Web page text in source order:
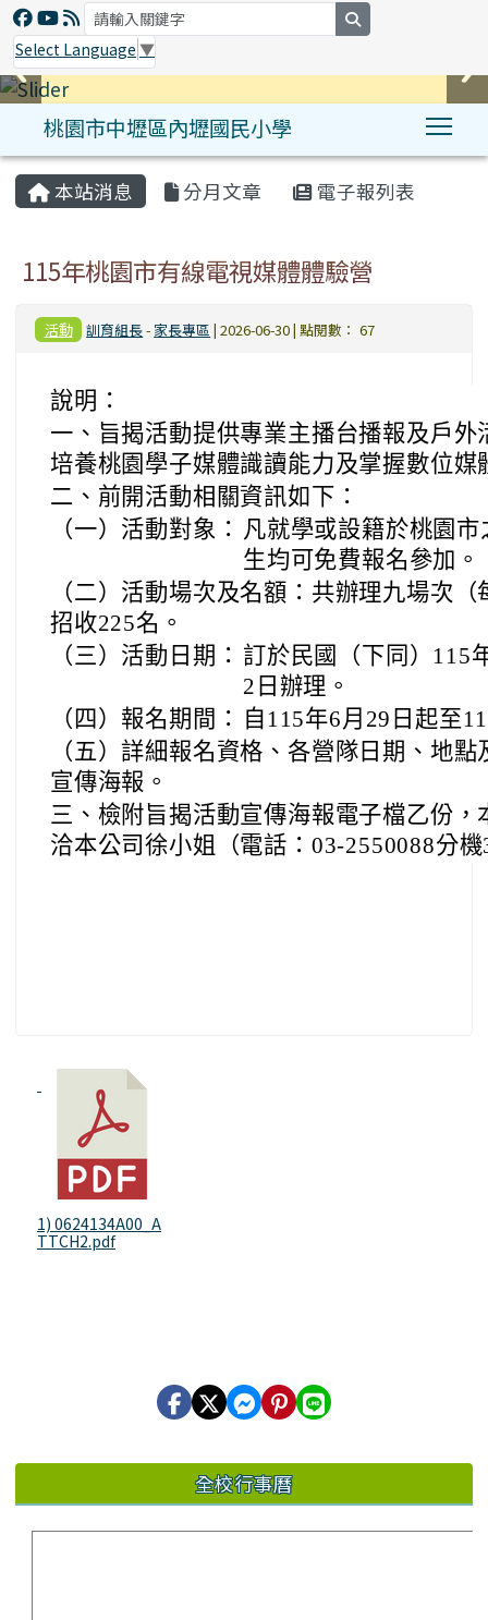
Select Language ▼
桃園市中壢區內壢國民小學
:::
本站消息 分月文章 電子報列表
115年桃園市有線電視媒體體驗營
活動 訓育組長- 家長專區 | 2026-06-30 | 點閱數： 67
說明：
一、旨揭活動提供專業主播台播報及戶
培養桃園學子媒體識讀能力及掌握數位媒
二、前開活動相關資訊如下：
（一）活動對象： 凡就學或設籍於桃園
生均可免費報名參加。
（二）活動場次及名額：共辦理九場次
招收225名。
（三）活動日期： 訂於民國（下同）115
2日辦理。
（四）報名期間： 自115年6月29日起至
（五）詳細報名資格、各營隊日期、地
宣傳海報。
三、檢附旨揭活動宣傳海報電子檔乙份
洽本公司徐小姐（電話：03-2550088分
1) 0624134A00_A
TTCH2.pdf
全校行事曆